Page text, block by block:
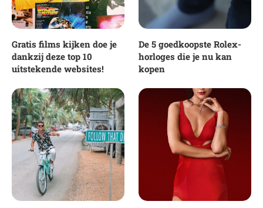
Gratis films kijken doe je
dankzij deze top 10
uitstekende websites!
De 5 goedkoopste Rolex-
horloges die je nu kan
kopen